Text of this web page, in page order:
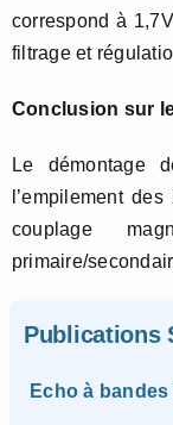
correspond à
filtrage et
Conclusion sur
Le démontage
l’empilement
couplage
primaire/
Publications
Echo à